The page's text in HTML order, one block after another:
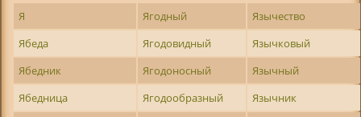
Я Ягодный
Язычество
Ябеда
Ягодовидный
Язычковый
Ябедник
Ягодоносный
Язычный
Ябедница
Ягодообразный
Язычник